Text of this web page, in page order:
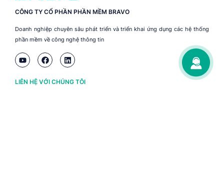
CÔNG TY CỔ PHẦN PHẦN MỀM BRAVO
Doanh nghiệp chuyên sâu phát triển và triển khai ứng dụng các hệ thống
phần mềm về công nghệ thông tin
LIÊN HỆ VỚI CHÚNG TÔI